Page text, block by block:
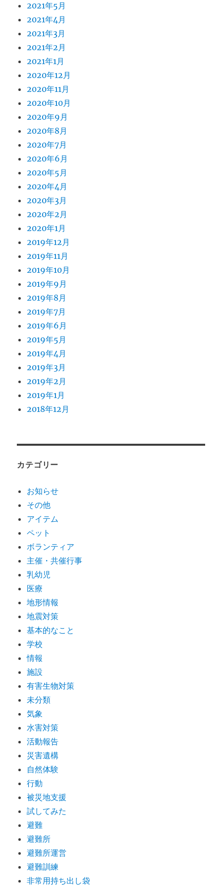
2021年5月
2021年4月
2021年3月
2021年2月
2021年1月
2020年12月
2020年11月
2020年10月
2020年9月
2020年8月
2020年7月
2020年6月
2020年5月
2020年4月
2020年3月
2020年2月
2020年1月
2019年12月
2019年11月
2019年10月
2019年9月
2019年8月
2019年7月
2019年6月
2019年5月
2019年4月
2019年3月
2019年2月
2019年1月
2018年12月
カテゴリー
お知らせ
その他
アイテム
ペット
ボランティア
主催・共催行事
乳幼児
医療
地形情報
地震対策
基本的なこと
学校
情報
施設
有害生物対策
未分類
気象
水害対策
活動報告
災害遺構
自然体験
行動
被災地支援
試してみた
避難
避難所
避難所運営
避難訓練
非常用持ち出し袋